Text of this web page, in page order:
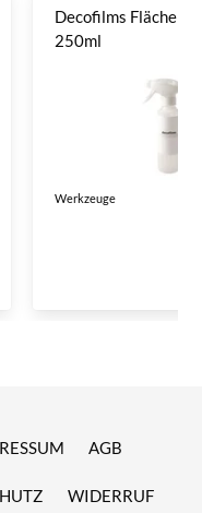
Decofilms
250ml
Werkzeuge
AGB
WIDERRUF